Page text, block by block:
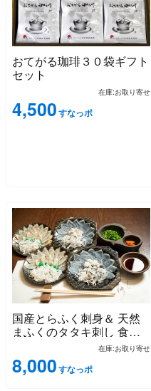
おてがる珈琲３０袋ギフト
セット
在庫:お取り寄せ
4,500すなっポ
国産とらふく刺身＆ 天然
まふくのタタキ刺し 食べ
在庫:お取り寄せ
8,000すなっポ